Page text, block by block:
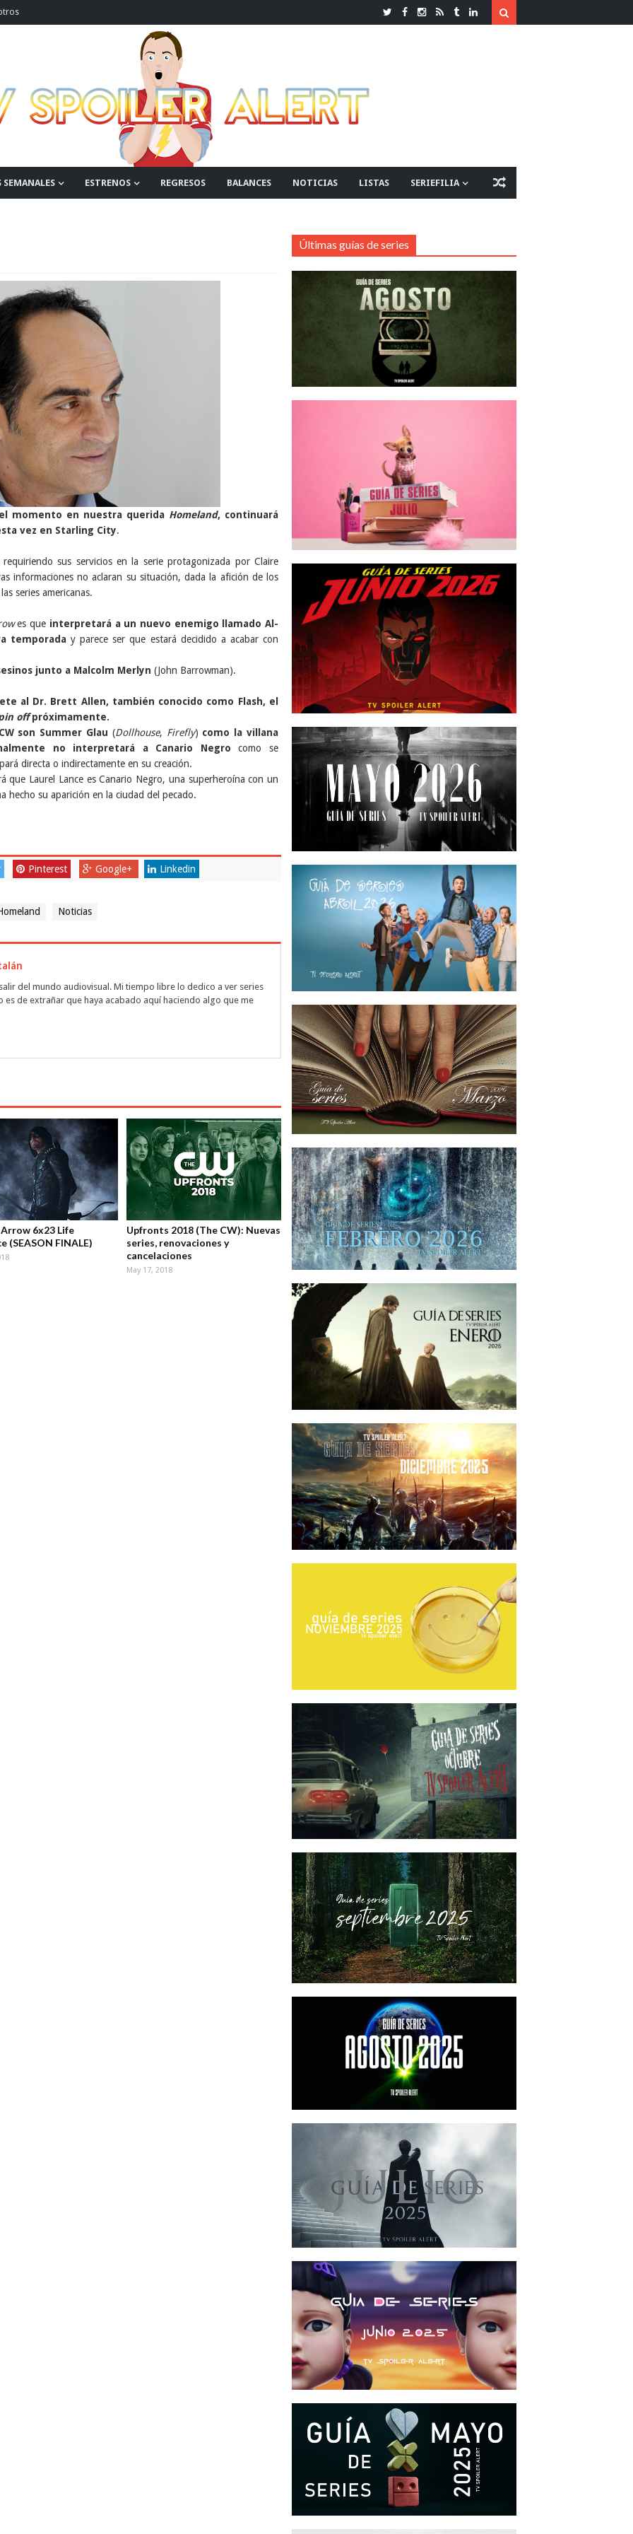
ESTRENOS REGRESOS BALANCES NOTICIAS LISTAS SERIEFILIA
momento en nuestra querida Homeland, continuará
vez en Starling City.
sus servicios en la serie protagonizada por Claire
informaciones no aclaran su situación, dada la afición de los
series americanas.
es que interpretará a un nuevo enemigo llamado Al-
temporaday parece ser que estará decidido a acabar con
junto a Malcolm Merlyn (John Barrowman).
al Dr. Brett Allen, también conocido como Flash, el
offpróximamente.
son Summer Glau (Dollhouse, Firefly) como la villana
no interpretará a Canario Negro como se
directa o indirectamente en su creación.
que Laurel Lance es Canario Negro, una superheroína con un
hecho su aparición en la ciudad del pecado.
Pinterest Google+ Linkedin
Noticias
del mundo audiovisual. Mi tiempo libre lo dedico a ver series
es de extrañar que haya acabado aquí haciendo algo que me
6x23 Life
(SEASON FINALE)
Upfronts 2018 (The CW): Nuevas
series, renovaciones y
cancelaciones
May 17, 2018
Últimas guías de series